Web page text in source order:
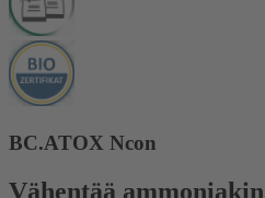
BC.ATOX Ncon
Vähentää